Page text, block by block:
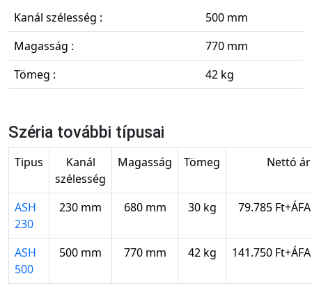
Kanál szélesség :
500 mm
Magasság :
770 mm
Tömeg :
42 kg
Széria további típusai
Tipus
Kanál
szélesség
Magasság Tömeg Nettó ár
ASH
230
230 mm 680 mm 30 kg 79.785 Ft+ÁFA
ASH
500
500 mm 770 mm 42 kg 141.750 Ft+ÁFA